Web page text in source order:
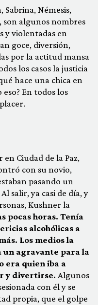
Sabrina, Némesis,
son algunos nombres
y violentadas en
goce, diversión,
por la actitud mansa
los casos la justicia
hace una chica en
En todos los
Ciudad de la Paz,
con su novio,
pasando un
salir, ya casi de día, y
Kushner la
pocas horas. Tenía
alcohólicas a
Los medios la
un agravante para la
era quien iba a
y divertirse. Algunos
con él y se
propia, que el golpe